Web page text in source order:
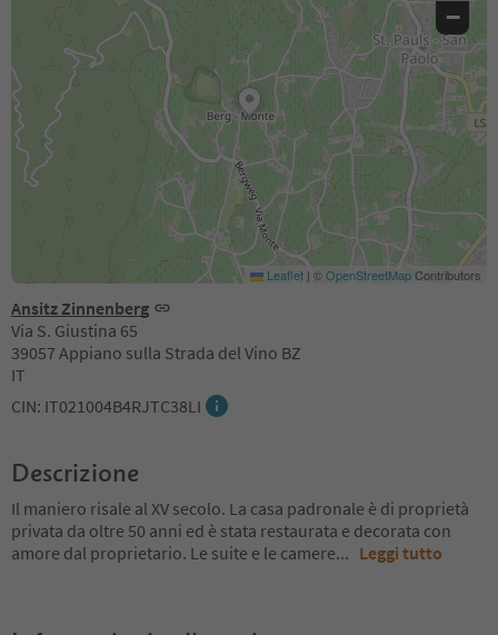
Ansitz Zinnenberg
Via S. Giustina 65
39057 Appiano sulla Strada del Vino BZ
IT
CIN: IT021004B4RJTC38LI
−
Leaflet | ©OpenStreetMapContributors
Descrizione
Il maniero risale al XV secolo. La casa padronale è di proprietà
privata da oltre 50 anni ed è stata restaurata e decorata con
amore dal proprietario. Le suite e le camere... Leggi tutto